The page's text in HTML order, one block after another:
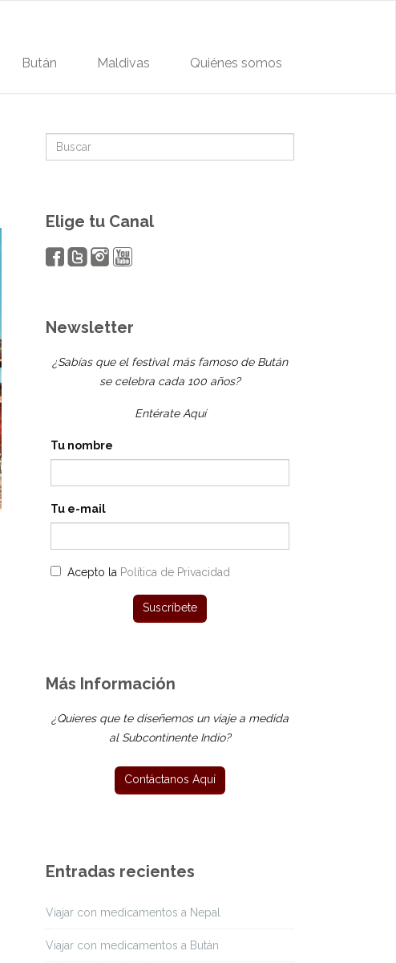
Bután Maldivas Quiénes somos
Elige tu Canal
Newsletter
¿Sabías que el festival más famoso de Bután
se celebra cada 100 años?
Entérate Aquí
Tu nombre
Tu e-mail
Acepto la Política de Privacidad
Más Información
¿Quieres que te diseñemos un viaje a medida
al Subcontinente Indio?
Entradas recientes
Viajar con medicamentos a Nepal
Viajar con medicamentos a Bután